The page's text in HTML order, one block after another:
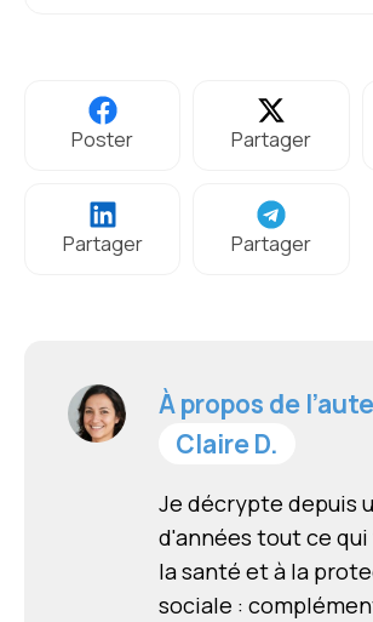
Poster Partager
Partager Partager
À propos de
Claire D.
Je décrypte depuis
d'années tout ce
la santé et à la
sociale :